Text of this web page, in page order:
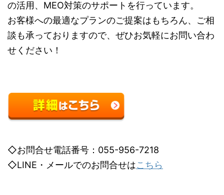
の活用、MEO対策のサポートを行っています。
お客様への最適なプランのご提案はもちろん、ご相
談も承っておりますので、ぜひお気軽にお問い合わ
せください！
◇お問合せ電話番号：055-956-7218
◇LINE・メールでのお問合せはこちら